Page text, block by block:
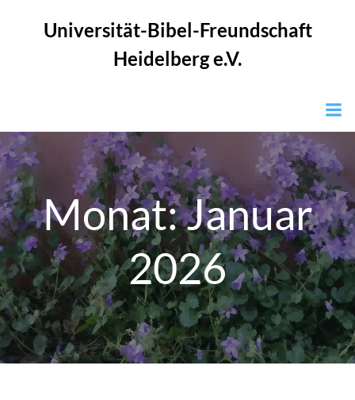
Inhalt
Universität-Bibel-Freundschaft
Heidelberg e.V.
Monat:Januar
2026